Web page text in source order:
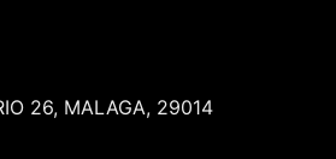
26, MALAGA, 29014